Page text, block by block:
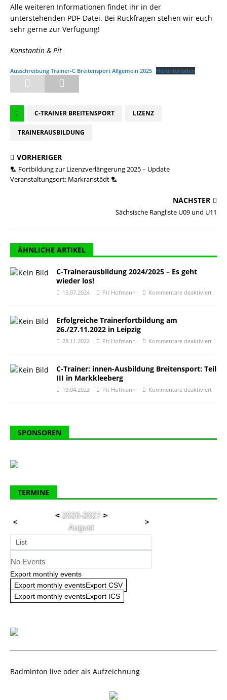
Alle weiteren Informationen findet ihr in der
unterstehenden PDF-Datei. Bei Rückfragen stehen wir euch
sehr gerne zur Verfügung!
Konstantin & Pit
Ausschreibung Trainer-C Breitensport Allgemein 2025 Herunterladen
C-TRAINER BREITENSPORT LIZENZ
TRAINERAUSBILDUNG
VORHERIGER
🏸 Fortbildung zur Lizenzverlängerung 2025 – Update
Veranstaltungsort: Markranstädt 🏸
NÄCHSTER
Sächsische Rangliste U09 und U11
ÄHNLICHE ARTIKEL
C-Trainerausbildung 2024/2025 – Es geht
wieder los!
15.07.2024 Pit Hofmann Kommentare deaktiviert
Erfolgreiche Trainerfortbildung am
26./27.11.2022 in Leipzig
28.11.2022 Pit Hofmann Kommentare deaktiviert
C-Trainer: innen-Ausbildung Breitensport: Teil
III in Markkleeberg
19.04.2023 Pit Hofmann Kommentare deaktiviert
SPONSOREN
TERMINE
<
<2026-2027 >
August
>
List
No Events
Export monthly events
Export monthly eventsExport CSV
Export monthly eventsExport ICS
Badminton live oder als Aufzeichnung